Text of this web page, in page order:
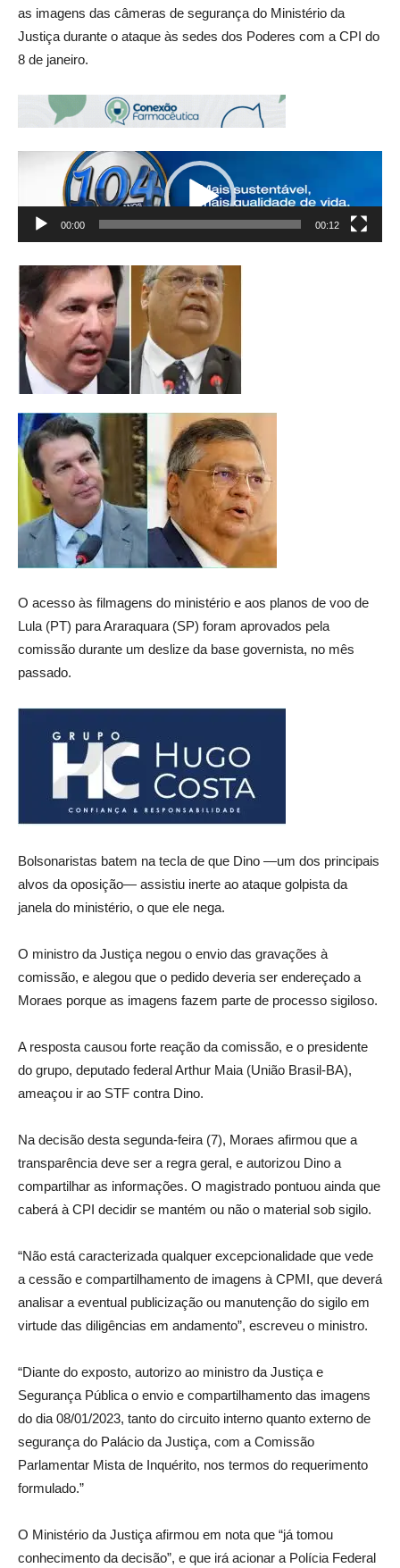
as imagens das câmeras de segurança do Ministério da
Justiça durante o ataque às sedes dos Poderes com a CPI do
8 de janeiro.
vídeo
00:00 00:12
O acesso às filmagens do ministério e aos planos de voo de
Lula (PT) para Araraquara (SP) foram aprovados pela
comissão durante um deslize da base governista, no mês
passado.
Bolsonaristas batem na tecla de que Dino —um dos principais
alvos da oposição— assistiu inerte ao ataque golpista da
janela do ministério, o que ele nega.
O ministro da Justiça negou o envio das gravações à
comissão, e alegou que o pedido deveria ser endereçado a
Moraes porque as imagens fazem parte de processo sigiloso.
A resposta causou forte reação da comissão, e o presidente
do grupo, deputado federal Arthur Maia (União Brasil-BA),
ameaçou ir ao STF contra Dino.
Na decisão desta segunda-feira (7), Moraes afirmou que a
transparência deve ser a regra geral, e autorizou Dino a
compartilhar as informações. O magistrado pontuou ainda que
caberá à CPI decidir se mantém ou não o material sob sigilo.
“Não está caracterizada qualquer excepcionalidade que vede
a cessão e compartilhamento de imagens à CPMI, que deverá
analisar a eventual publicização ou manutenção do sigilo em
virtude das diligências em andamento”, escreveu o ministro.
“Diante do exposto, autorizo ao ministro da Justiça e
Segurança Pública o envio e compartilhamento das imagens
do dia 08/01/2023, tanto do circuito interno quanto externo de
segurança do Palácio da Justiça, com a Comissão
Parlamentar Mista de Inquérito, nos termos do requerimento
formulado.”
O Ministério da Justiça afirmou em nota que “já tomou
conhecimento da decisão”, e que irá acionar a Polícia Federal